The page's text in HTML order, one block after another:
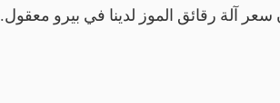
سعر آلة رقائق الموز لدينا في بيرو معقول.